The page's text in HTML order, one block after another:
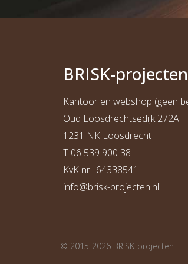
BRISK-projecten
Kantoor en webshop (geen
Oud Loosdrechtsedijk 272A
1231 NK Loosdrecht
T 06 539 900 38
KvK nr.: 64338541
info@brisk-projecten.nl
© 2015-2026 BRISK-projecten